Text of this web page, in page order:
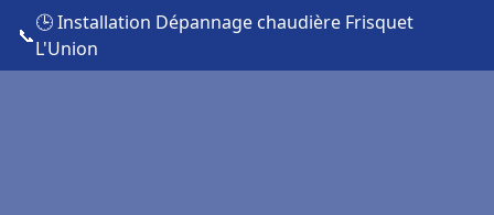
📞
🕒 Installation Dépannage chaudière Frisquet
L'Union